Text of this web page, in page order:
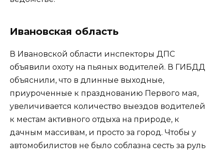
Ивановская область
В Ивановской области инспекторы ДПС
объявили охоту на пьяных водителей. В ГИБДД
объяснили, что в длинные выходные,
приуроченные к празднованию Первого мая,
увеличивается количество выездов водителей
к местам активного отдыха на природе, к
дачным массивам, и просто за город. Чтобы у
автомобилистов не было соблазна сесть за руль